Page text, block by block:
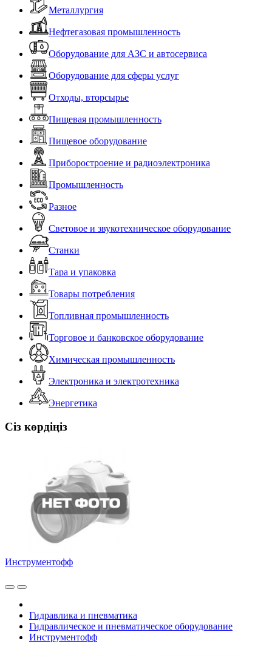
Металлургия
Нефтегазовая промышленность
Оборудование для АЗС и автосервиса
Оборудование для сферы услуг
Отходы, вторсырье
Пищевая промышленность
Пищевое оборудование
Приборостроение и радиоэлектроника
Промышленность
Разное
Световое и звукотехническое оборудование
Станки
Тара и упаковка
Товары потребления
Топливная промышленность
Торговое и банковское оборудование
Химическая промышленность
Электроника и электротехника
Энергетика
Сіз көрдіңіз
Инструментофф
Гидравлика и пневматика
Гидравлическое и пневматическое оборудование
Инструментофф